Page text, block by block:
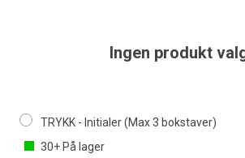
Ingen produkt
TRYKK - Initialer (Max 3 bokstaver)
30+ På lager